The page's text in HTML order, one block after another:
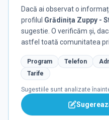
Dacă ai observat o
profilul Grădinița Zuppy -
sugestie. O verificăm și,
astfel toată comunitatea
Program Telefon
Tarife
Sugestiile sunt analizate